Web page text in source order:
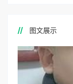
图文展示